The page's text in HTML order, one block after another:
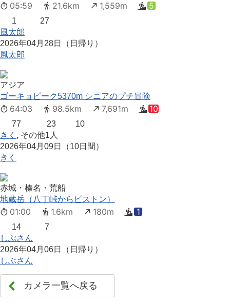
05:59 21.6km 1,559m 5
1
27
風太郎
2026年04月28日（日帰り）
風太郎
アジア
ゴーキョピーク5370m シニアのプチ冒険
64:03 98.5km 7,691m 10
77 23
10
きく , その他1人
2026年04月09日（10日間）
きく
赤城・榛名・荒船
地蔵岳（八丁峠からピストン）
01:00 1.6km 180m 1
14
7
しぶさん
2026年04月06日（日帰り）
しぶさん
カメラ一覧へ戻る